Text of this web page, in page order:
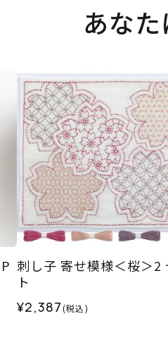
あな
刺し子 寄せ模様＜桜＞2
ト
¥2,387(税込)